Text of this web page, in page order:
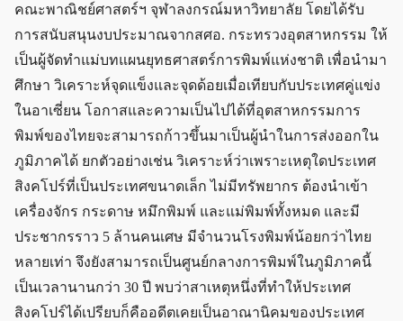
คณะพาณิชย์ศาสตร์ฯ จุฬาลงกรณ์มหาวิทยาลัย โดยได้รับ
การสนับสนุนงบประมาณจากสศอ. กระทรวงอุตสาหกรรม ให้
เป็นผู้จัดทำแม่บทแผนยุทธศาสตร์การพิมพ์แห่งชาติ เพื่อนำมา
ศึกษา วิเคราะห์จุดแข็งและจุดด้อยเมื่อเทียบกับประเทศคู่แข่ง
ในอาเซี่ยน โอกาสและความเป็นไปได้ที่อุตสาหกรรมการ
พิมพ์ของไทยจะสามารถก้าวขึ้นมาเป็นผู้นำในการส่งออกใน
ภูมิภาคได้ ยกตัวอย่างเช่น วิเคราะห์ว่าเพราะเหตุใดประเทศ
สิงคโปร์ที่เป็นประเทศขนาดเล็ก ไม่มีทรัพยากร ต้องนำเข้า
เครื่องจักร กระดาษ หมึกพิมพ์ และแม่พิมพ์ทั้งหมด และมี
ประชากรราว 5 ล้านคนเศษ มีจำนวนโรงพิมพ์น้อยกว่าไทย
หลายเท่า จึงยังสามารถเป็นศูนย์กลางการพิมพ์ในภูมิภาคนี้
เป็นเวลานานกว่า 30 ปี พบว่าสาเหตุหนึ่งที่ทำให้ประเทศ
สิงคโปร์ได้เปรียบก็คืออดีตเคยเป็นอาณานิคมของประเทศ